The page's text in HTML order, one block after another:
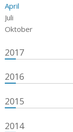
April
Juli
Oktober
2017
2016
2015
2014